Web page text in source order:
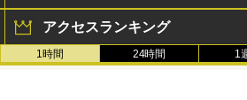
アクセスランキング
1時間 24時間 1